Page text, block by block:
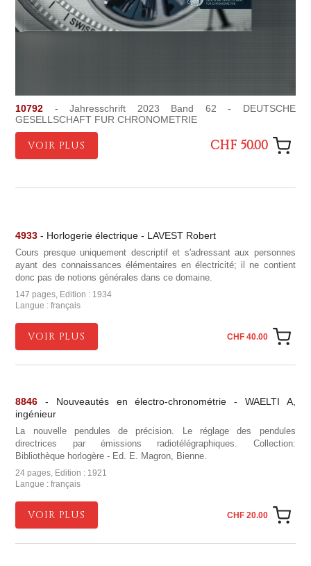
10792 - Jahresschrift 2023 Band 62 - DEUTSCHE
GESELLSCHAFT FUR CHRONOMETRIE
VOIR PLUS CHF 50.00
4933 - Horlogerie électrique - LAVEST Robert
Cours presque uniquement descriptif et s'adressant aux personnes
ayant des connaissances élémentaires en électricité; il ne contient
donc pas de notions générales dans ce domaine.
147 pages, Edition : 1934
Langue : français
VOIR PLUS CHF 40.00
8846 - Nouveautés en électro-chronométrie - WAELTI A,
ingénieur
La nouvelle pendules de précision. Le réglage des pendules
directrices par émissions radiotélégraphiques. Collection:
Bibliothèque horlogère - Ed. E. Magron, Bienne.
24 pages, Edition : 1921
Langue : français
VOIR PLUS CHF 20.00